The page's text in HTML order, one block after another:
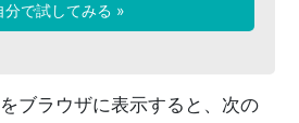
分で試してみる »
ブラウザに表示すると、次の